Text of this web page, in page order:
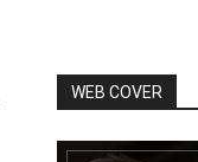
WEB COVER